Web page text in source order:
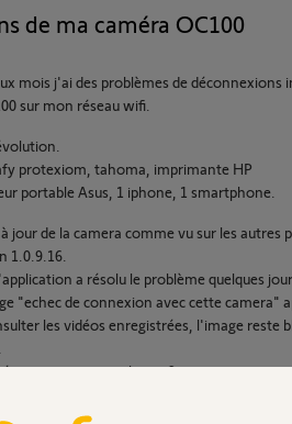
de ma caméra OC100
mois j'ai des problèmes de déconnexions
sur mon réseau wifi.
protexiom, tahoma, imprimante HP
portable Asus, 1 iphone, 1 smartphone.
jour de la camera comme vu sur les autres
1.0.9.16.
a résolu le problème quelques
"echec de connexion avec cette camera"
les vidéos enregistrées, l'image reste
ou une autre solution ?